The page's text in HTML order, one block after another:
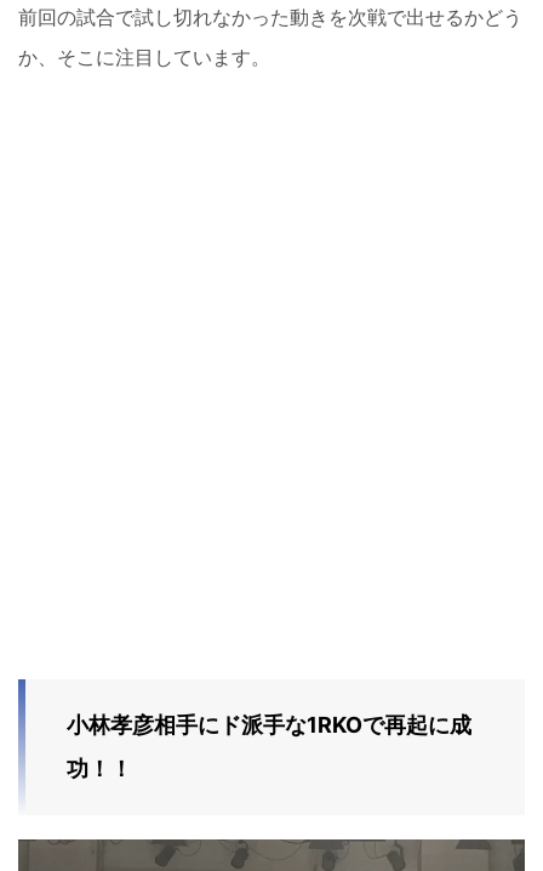
前回の試合で試し切れなかった動きを次戦で出せるかどう
か、そこに注目しています。
小林孝彦相手にド派手な1RKOで再起に成
功！！